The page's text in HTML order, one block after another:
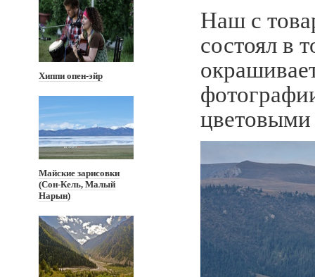
Хиппи опен-эйр
Майские зарисовки
(Сон-Кель, Малый
Нарын)
Наш с
состоял в